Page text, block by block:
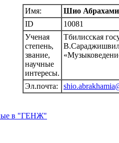
Имя:
Шио
ID
10081
Ученая
степень,
звание,
научные
интересы.
Тбилисская
Эл.почта:
в "ГЕНЖ"